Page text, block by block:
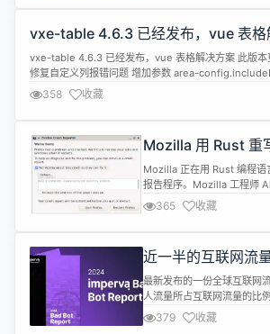
Dischler 和时任 Google 工
降”，以及可能...
vxe-table 4.6.3 已经发布，vue 表格
vxe-table 4.6.3 已经发布，vue 表格解决方案 此版本
修复自定义列报错问题 增加参数 area-
config.excludeFields 详情查看：
https://gitee.com/xuliangzhan_admin/vxe-table/
358 收藏
Mozilla 用 Rust 重
溃报告程序
Mozilla 正在用 Rust 编程
报告程序。Mozilla 工程师
Mozilla Hacks 上撰文，详
Rust 编程语言将崩溃报告器
程序。 虽然时至今日
365 收藏
近一半的互联网流
32% 是恶意机器人
最新发布的一份全球互联网
人流量所占互联网流量的比
2023 年，人类用户造成的
50.4%；机器人流量占比已
379 收藏